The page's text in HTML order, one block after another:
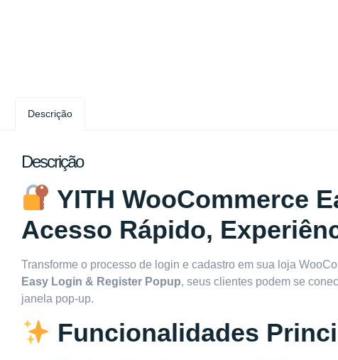
Descrição
Descrição
YITH WooCommerce
Acesso Rápido,
Transforme o processo de login e cadastro em sua loja
Easy Login & Register Popup, seus clientes podem se
janela pop-up.
Funcionalidades